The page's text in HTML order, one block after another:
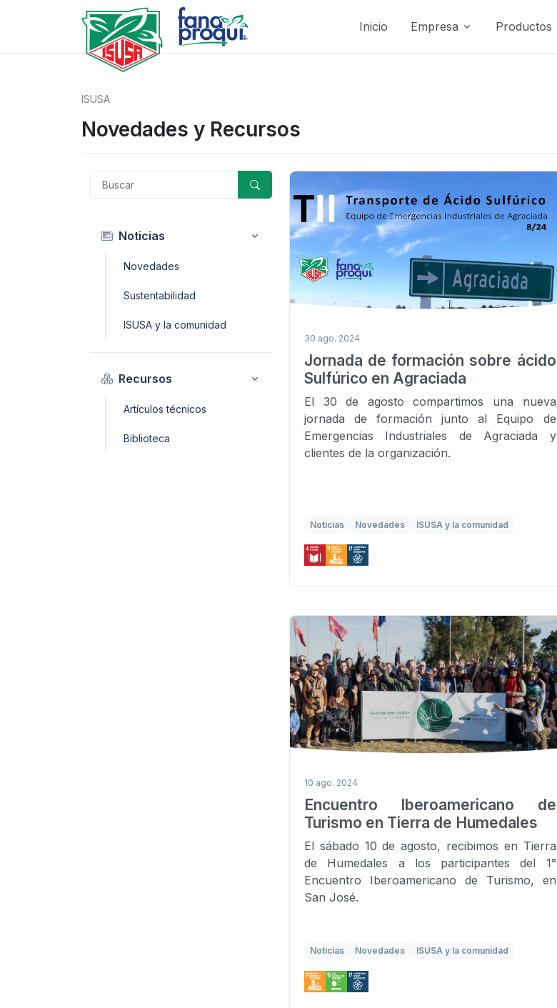
Inicio Empresa Productos
ISUSA
Novedades y Recursos
Noticias
Novedades
Sustentabilidad
ISUSA y la comunidad
Recursos
Artículos técnicos
Biblioteca
30 ago. 2024
Jornada de formación sobre ácido
Sulfúrico en Agraciada
El 30 de agosto compartimos una nueva
jornada de formación junto al Equipo de
Emergencias Industriales de Agraciada y
clientes de la organización.
Noticias Novedades ISUSA y la comunidad
10 ago. 2024
Encuentro Iberoamericano de
Turismo en Tierra de Humedales
El sábado 10 de agosto, recibimos en Tierra
de Humedales a los participantes del 1°
Encuentro Iberoamericano de Turismo, en
San José.
Noticias Novedades ISUSA y la comunidad